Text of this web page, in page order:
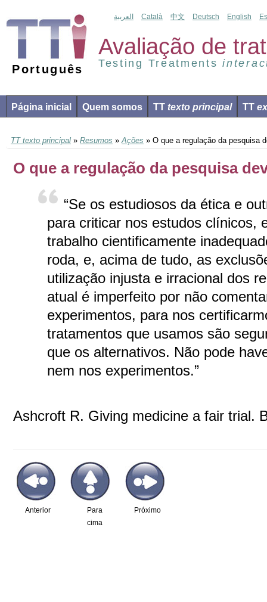
Português
Avaliação de
Testing Treatments
العربية Català 中文 Deutsch English
Página inicial Quem somos TT texto principal TT
TT texto principal » Resumos »Ações » O que a regulação da pesquisa
O que a regulação da pesquisa
“Se os estudiosos da ética e
para criticar nos estudos clínicos,
trabalho cientificamente
roda, e, acima de tudo, as
utilização injusta e irracional dos
atual é imperfeito por não
experimentos, para nos
tratamentos que usamos são
que os alternativos. Não pode
nem nos experimentos.”
Ashcroft R. Giving medicine a fair trial.
Para
cima
Anterior Próximo